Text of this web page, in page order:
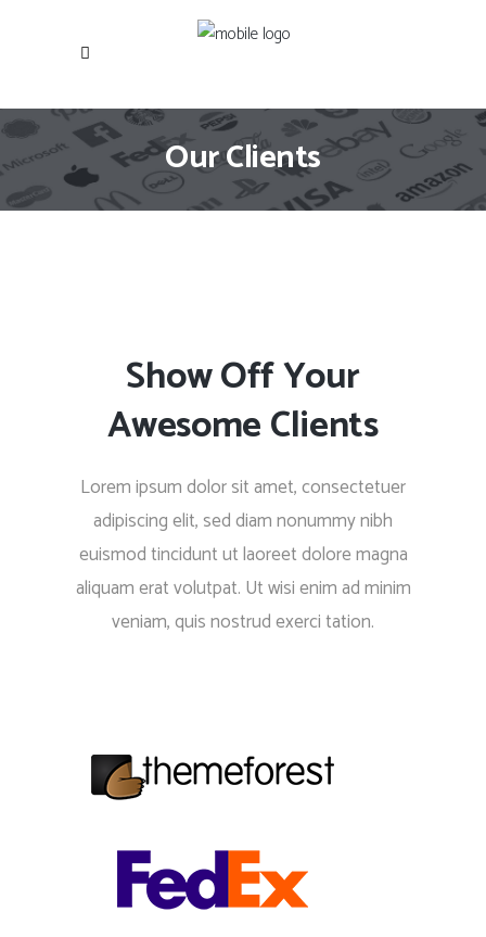
Our Clients
Show Off Your
Awesome Clients
Lorem ipsum dolor sit amet, consectetuer
adipiscing elit, sed diam nonummy nibh
euismod tincidunt ut laoreet dolore magna
aliquam erat volutpat. Ut wisi enim ad minim
veniam, quis nostrud exerci tation.